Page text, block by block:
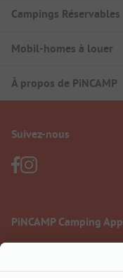
Campings Réservables
Mobil-homes à louer
À propos de PiNCAMP
Suivez-nous
PiNCAMP Camping App